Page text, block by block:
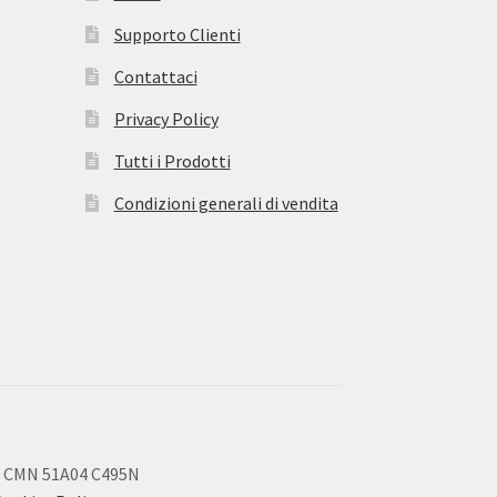
Supporto Clienti
Contattaci
Privacy Policy
Tutti i Prodotti
Condizioni generali di vendita
51A04 C495N